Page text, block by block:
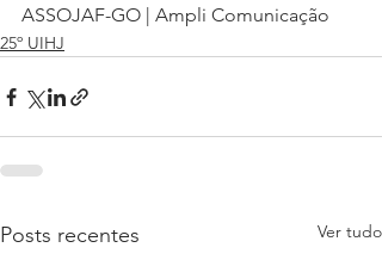
ASSOJAF-GO | Ampli Comunicação
25º UIHJ
Posts recentes Ver tudo